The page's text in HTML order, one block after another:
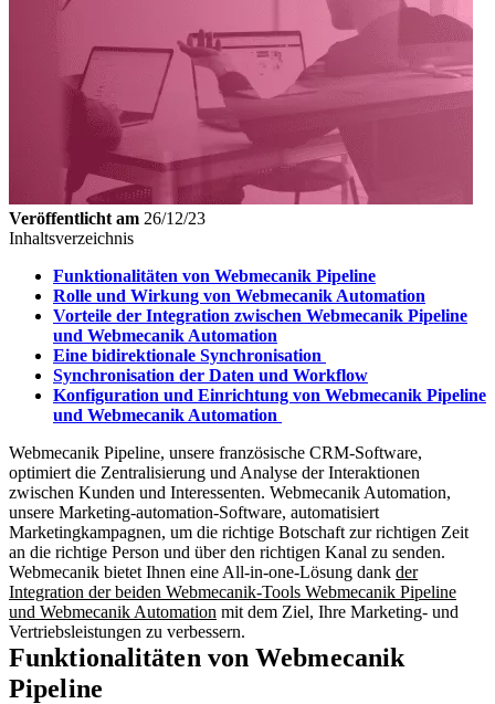
Veröffentlicht am 26/12/23
Inhaltsverzeichnis
Funktionalitäten von Webmecanik Pipeline
Rolle und Wirkung von Webmecanik Automation
Vorteile der Integration zwischen Webmecanik Pipeline
und Webmecanik Automation
Eine bidirektionale Synchronisation
Synchronisation der Daten und Workflow
Konfiguration und Einrichtung von Webmecanik Pipeline
und Webmecanik Automation
Webmecanik Pipeline, unsere französische CRM-Software,
optimiert die Zentralisierung und Analyse der Interaktionen
zwischen Kunden und Interessenten. Webmecanik Automation,
unsere Marketing-automation-Software, automatisiert
Marketingkampagnen, um die richtige Botschaft zur richtigen Zeit
an die richtige Person und über den richtigen Kanal zu senden.
Webmecanik bietet Ihnen eine All-in-one-Lösung dank der
Integration der beiden Webmecanik-Tools Webmecanik Pipeline
und Webmecanik Automation mit dem Ziel, Ihre Marketing- und
Vertriebsleistungen zu verbessern.
Funktionalitäten von Webmecanik
Pipeline